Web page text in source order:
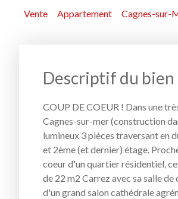
Vente Appartement Cagnes-sur-
Descriptif du bien
COUP DE COEUR ! Dans une
Cagnes-sur-mer (construction
lumineux 3 pièces traversant en
et 2ème (et dernier) étage.
coeur d'un quartier résidentiel,
de 22 m2 Carrez avec sa salle
d'un grand salon cathédrale